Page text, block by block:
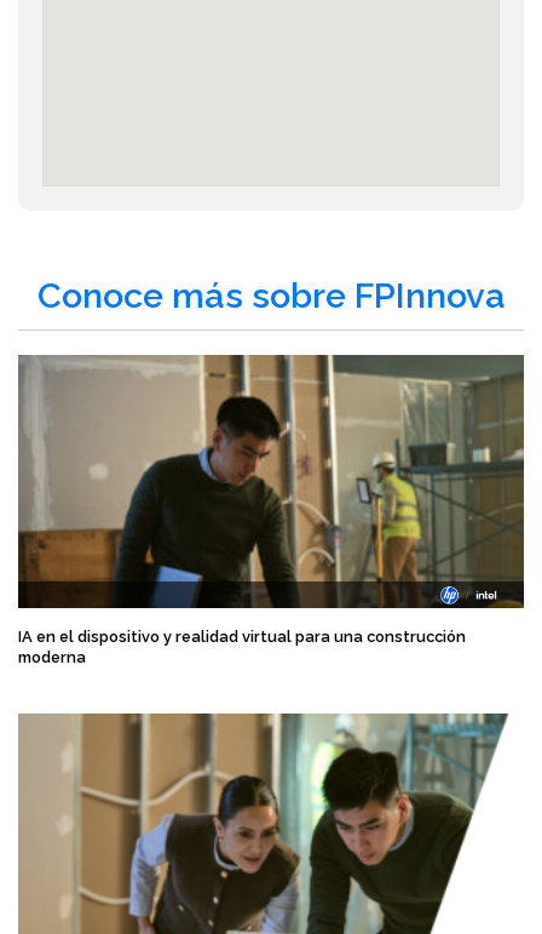
Conoce más sobre FPInnova
IA en el dispositivo y realidad virtual para una construcción
moderna